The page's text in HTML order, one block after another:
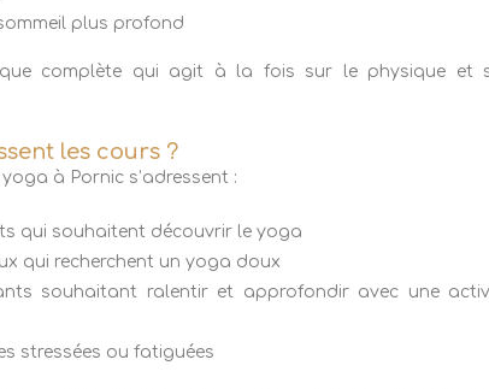
plus profond
complète qui agit à la fois sur le physique et
les cours ?
à Pornic s’adressent :
qui souhaitent découvrir le yoga
qui recherchent un yoga doux
souhaitant ralentir et approfondir avec une
stressées ou fatiguées